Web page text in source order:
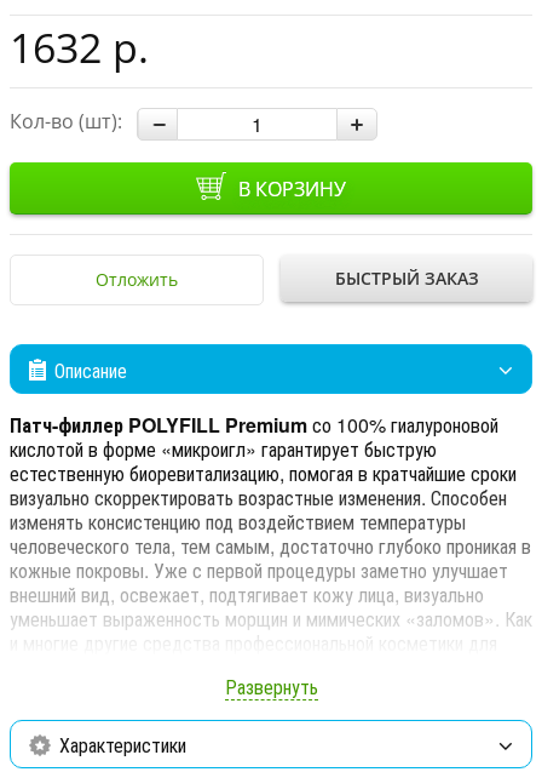
1632 р.
Кол-во (шт):
В КОРЗИНУ
Отложить БЫСТРЫЙ ЗАКАЗ
Описание
Патч-филлер POLYFILL Premiumсо 100% гиалуроновой
кислотой в форме «микроигл» гарантирует быструю
естественную биоревитализацию, помогая в кратчайшие сроки
визуально скорректировать возрастные изменения. Способен
изменять консистенцию под воздействием температуры
человеческого тела, тем самым, достаточно глубоко проникая в
кожные покровы. Уже с первой процедуры заметно улучшает
внешний вид, освежает, подтягивает кожу лица, визуально
уменьшает выраженность морщин и мимических «заломов». Как
и многие другие средства профессиональной косметики для
коллагена, омолаживая кожу на клеточном уровне. При
комплексной терапии эффективен в качестве средства для
коррекции проблемных межбровных и носогубных складок.
Способ применения:
Развернуть
Характеристики